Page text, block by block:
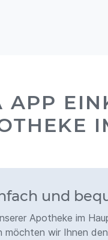
APP
und
Apotheke im
möchten wir Ihnen den